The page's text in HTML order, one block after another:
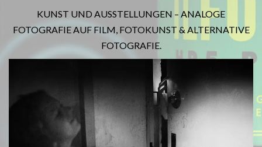
KUNST UND AUSSTELLUNGEN – ANALOGE
FOTOGRAFIE AUF FILM, FOTOKUNST & ALTERNATIVE
FOTOGRAFIE.